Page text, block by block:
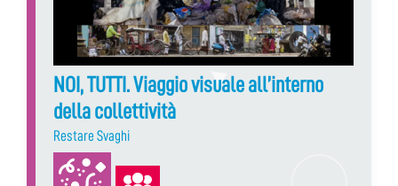
NOI, TUTTI. Viaggio visuale all’interno
della collettività
Restare Svaghi